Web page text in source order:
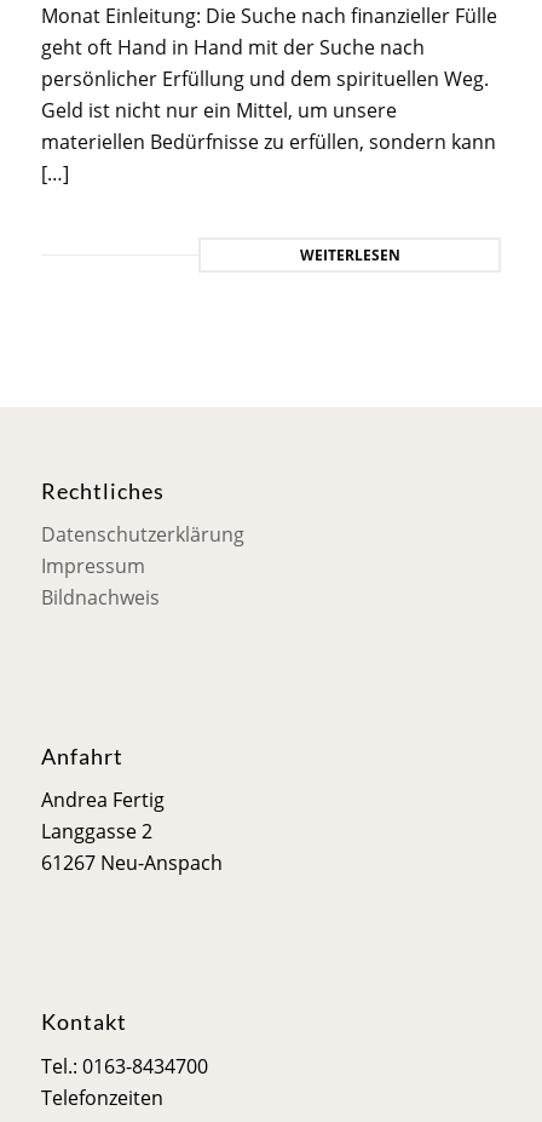
Monat Einleitung: Die Suche nach finanzieller Fülle
geht oft Hand in Hand mit der Suche nach
persönlicher Erfüllung und dem spirituellen Weg.
Geld ist nicht nur ein Mittel, um unsere
materiellen Bedürfnisse zu erfüllen, sondern kann
[…]
WEITERLESEN
Rechtliches
Datenschutzerklärung
Impressum
Bildnachweis
Anfahrt
Andrea Fertig
Langgasse 2
61267 Neu-Anspach
Kontakt
Tel.: 0163-8434700
Telefonzeiten